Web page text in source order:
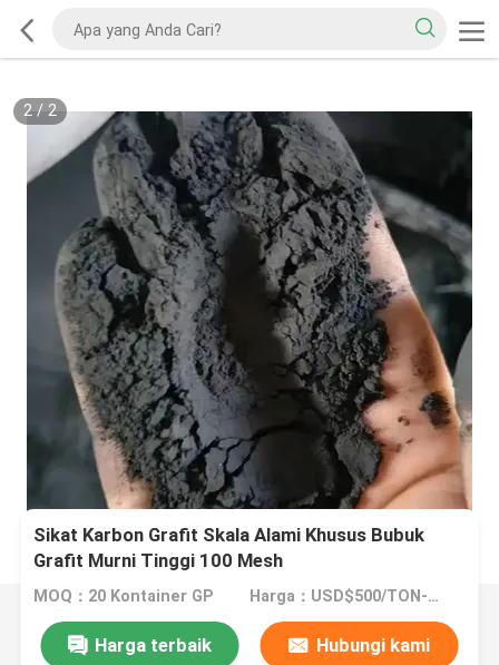
2/ 2
Sikat Karbon Grafit Skala Alami Khusus Bubuk
Grafit Murni Tinggi 100 Mesh
MOQ：20 Kontainer GP Harga：USD$500/TON-USD$3000/TON
Harga terbaik Hubungi kami